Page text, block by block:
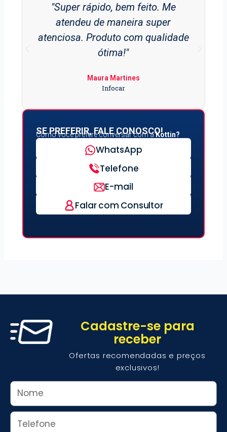
"Super rápido, bem feito. Me
atendeu de maneira super
atenciosa. Produto com qualidade
ótima!"
Maura Martines
Infocar
SE PREFERIR, FALE CONOSCO!
Como você prefere conversar com aKottin?
WhatsApp
Telefone
E-mail
Falar com Consultor
Cadastre-se para
receber
Ofertas recomendadas e preços
exclusivos!
Nome
Whats